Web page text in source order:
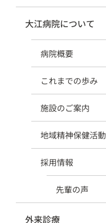
大江病院について
病院概要
これまでの歩み
施設のご案内
地域精神保健活動
採用情報
先輩の声
外来診療